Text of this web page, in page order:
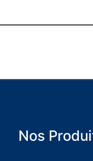
Nos